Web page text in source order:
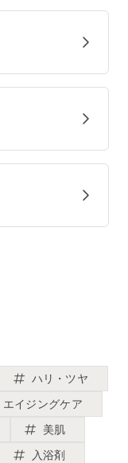
ハリ・ツヤ
エイジングケア
美肌
入浴剤